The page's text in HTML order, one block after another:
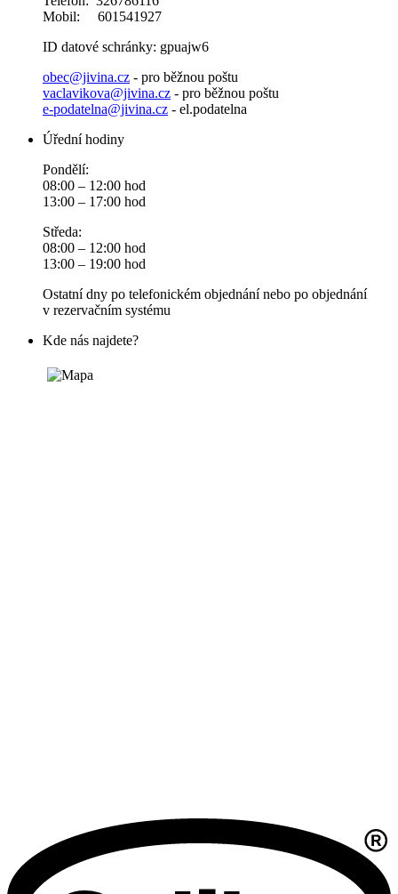
Mobil: 601541927
ID datové schránky: gpuajw6
obec@jivina.cz - pro běžnou poštu
vaclavikova@jivina.cz - pro běžnou poštu
e-podatelna@jivina.cz - el.podatelna
Úřední hodiny
Pondělí:
08:00 – 12:00 hod
13:00 – 17:00 hod
Středa:
08:00 – 12:00 hod
13:00 – 19:00 hod
Ostatní dny po telefonickém objednání nebo po objednání
v rezervačním systému
Kde nás najdete?